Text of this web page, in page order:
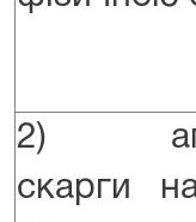
2)
скарги